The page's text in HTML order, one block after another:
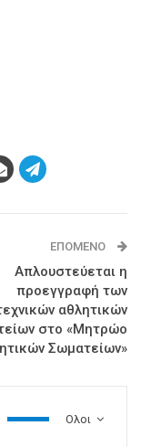
ΕΠΌΜΕΝΟ
Απλουστεύεται η
προεγγραφή των
αθλητικών
στο «Μητρώο
Σωματείων»
Ολοι